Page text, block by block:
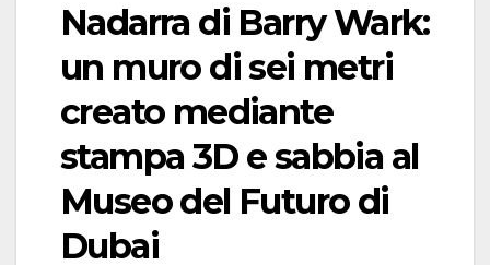
Nadarra di Barry Wark:
un muro di sei metri
creato mediante
stampa 3D e sabbia al
Museo del Futuro di
Dubai